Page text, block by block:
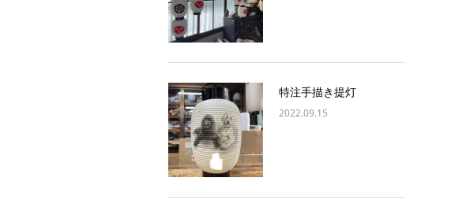
特注手描き提灯
2022.09.15